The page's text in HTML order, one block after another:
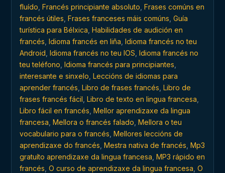
fluído Francés principiante absoluto Frases comúns en
francés útiles Frases franceses máis comúns Guía
turística para Bélxica Habilidades de audición en
francés Idioma francés en liña Idioma francés no teu
Android Idioma francés no teu IOS Idioma francés no
teu teléfono Idioma francés para principiantes
interesante e sinxelo Leccións de idiomas para
aprender francés Libro de frases francés Libro de
frases francés fácil Libro de texto en lingua francesa
Libro fácil en francés Mellor aprendizaxe da lingua
francesa Mellora o francés falado Mellora o teu
vocabulario para o francés Mellores leccións de
aprendizaxe do francés Mestra nativa de francés Mp3
gratuíto aprendizaxe da lingua francesa MP3 rápido en
francés O curso de aprendizaxe da lingua francesa O